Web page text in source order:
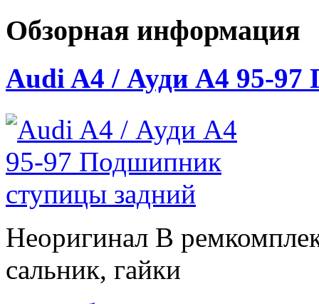
Обзорная информация
Audi A4 / Ауди А4 95-97
Неоригинал В
сальник, гайки